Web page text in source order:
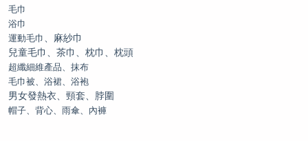
毛巾
浴巾
運動毛巾、麻紗巾
兒童毛巾、茶巾、枕巾、枕頭
超纖細維產品、抹布
毛巾被、浴裙、浴袍
男女發熱衣、頸套、脖圍
帽子、背心、雨傘、內褲